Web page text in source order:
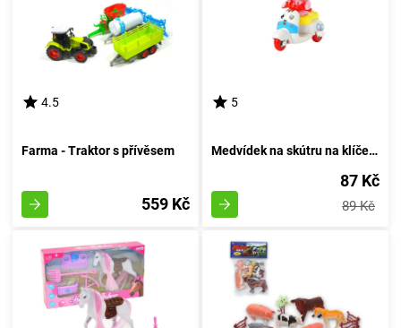
4.5
Farma - Traktor s přívěsem
559 Kč
5
Medvídek na skútru na klíček - azurový
87 Kč
89 Kč